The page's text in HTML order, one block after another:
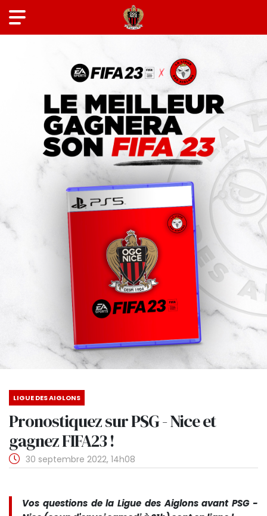
LIGUE DES AIGLONS
Pronostiquez sur PSG - Nice et
gagnez FIFA23 !
30 septembre 2022, 14h08
Vos questions de la Ligue des Aiglons avant PSG -